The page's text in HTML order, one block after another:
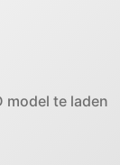
model te laden